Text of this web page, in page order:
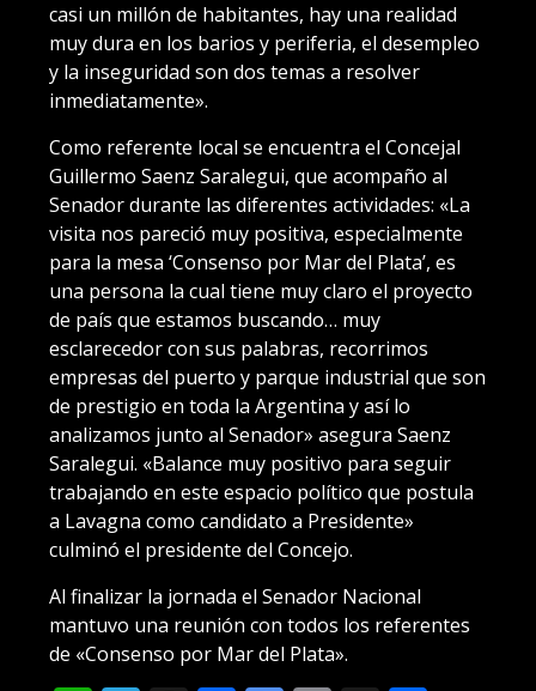
casi un millón de habitantes, hay una realidad
muy dura en los barios y periferia, el desempleo
y la inseguridad son dos temas a resolver
inmediatamente».
Como referente local se encuentra el Concejal
Guillermo Saenz Saralegui, que acompaño al
Senador durante las diferentes actividades: «La
visita nos pareció muy positiva, especialmente
para la mesa ‘Consenso por Mar del Plata’, es
una persona la cual tiene muy claro el proyecto
de país que estamos buscando… muy
esclarecedor con sus palabras, recorrimos
empresas del puerto y parque industrial que son
de prestigio en toda la Argentina y así lo
analizamos junto al Senador» asegura Saenz
Saralegui. «Balance muy positivo para seguir
trabajando en este espacio político que postula
a Lavagna como candidato a Presidente»
culminó el presidente del Concejo.
Al finalizar la jornada el Senador Nacional
mantuvo una reunión con todos los referentes
de «Consenso por Mar del Plata».